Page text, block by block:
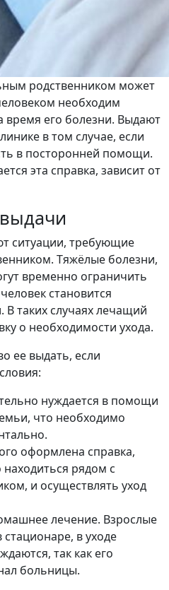
родственником может
необходим
его болезни. Выдают
в том случае, если
в посторонней помощи.
эта справка, зависит от
ситуации, требующие
Тяжёлые болезни,
временно ограничить
становится
таких случаях лечащий
о необходимости ухода.
ее выдать, если
нуждается в помощи
что необходимо
оформлена справка,
находиться рядом с
и осуществлять уход
лечение. Взрослые
в уходе
так как его
больницы.